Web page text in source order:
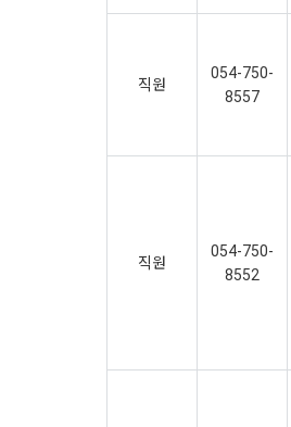
직원
054-750-
8557
직원
054-750-
8552